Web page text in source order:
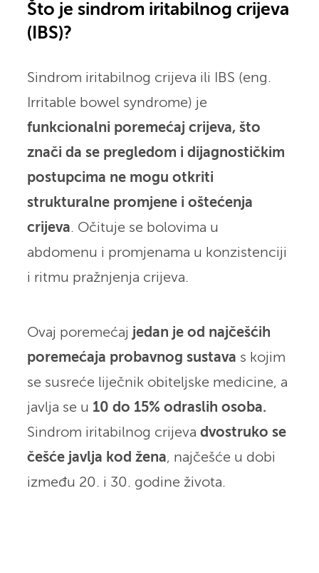
Što je sindrom iritabilnog crijeva
(IBS)?
Sindrom iritabilnog crijeva ili IBS (eng.
Irritable bowel syndrome) je
funkcionalni poremećaj crijeva, što
znači da se pregledom i dijagnostičkim
postupcima ne mogu otkriti
strukturalne promjene i oštećenja
crijeva. Očituje se bolovima u
abdomenu i promjenama u konzistenciji
i ritmu pražnjenja crijeva.
Ovaj poremećaj jedan je od najčešćih
poremećaja probavnog sustava s kojim
se susreće liječnik obiteljske medicine, a
javlja se u 10 do 15% odraslih osoba.
Sindrom iritabilnog crijeva dvostruko se
češće javlja kod žena, najčešće u dobi
između 20. i 30. godine života.